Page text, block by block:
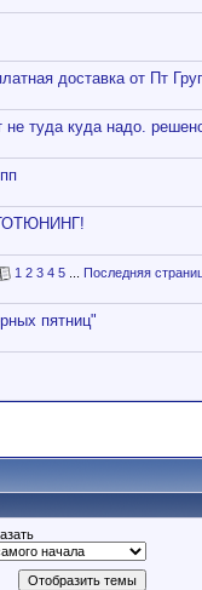
доставка от Пт
не туда куда надо.
1 2 3 4 5
Последняя
пятниц"